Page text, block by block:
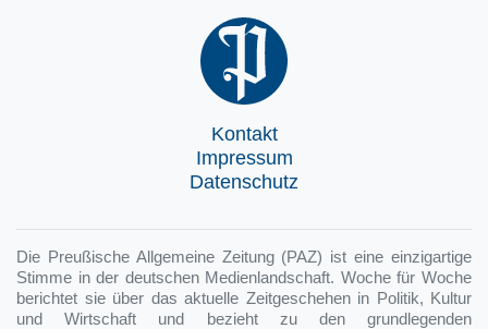
Kontakt
Impressum
Datenschutz
Die Preußische Allgemeine Zeitung (PAZ) ist eine einzigartige
Stimme in der deutschen Medienlandschaft. Woche für Woche
berichtet sie über das aktuelle Zeitgeschehen in Politik, Kultur
und Wirtschaft und bezieht zu den grundlegenden